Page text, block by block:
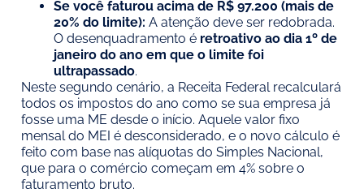
Se você faturou acima de R$ 97.200 (mais de
20% do limite): A atenção deve ser redobrada.
O desenquadramento é retroativo ao dia 1º de
janeiro do ano em que o limite foi
ultrapassado.
Neste segundo cenário, a Receita Federal recalculará
todos os impostos do ano como se sua empresa já
fosse uma ME desde o início. Aquele valor fixo
mensal do MEI é desconsiderado, e o novo cálculo é
feito com base nas alíquotas do Simples Nacional,
que para o comércio começam em 4% sobre o
faturamento bruto.